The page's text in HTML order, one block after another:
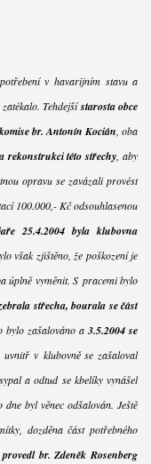
v havarijním stavu a
Tehdejšístarosta obce
br. Antonín Kocián , oba
rekonstrukci této střechy , aby
opravu se zavázali provést
100.000,- Kč odsouhlasenou
25.4.2004 byla klubovna
však zjištěno, že poškození je
úplně vyměnit. S pracemi bylo
střecha, bourala se část
bylo zašalováno a3.5.2004 se
uvnitř v klubovně se zašaloval
a odtud se kbelíky vynášel
byl věnec odšalován. Ještě
dozděna část potřebného
provedl br. Zdeněk Rosenberg